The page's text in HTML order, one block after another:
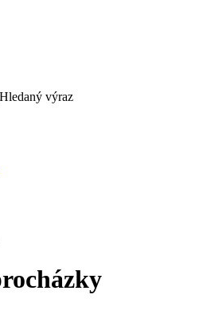
Hledaný výraz